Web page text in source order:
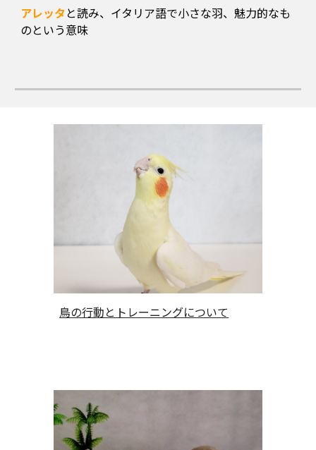
アレッタと読み、 イタリア語で小さな羽、魅力的なも
のという意味
鳥の行動とトレーニングについて